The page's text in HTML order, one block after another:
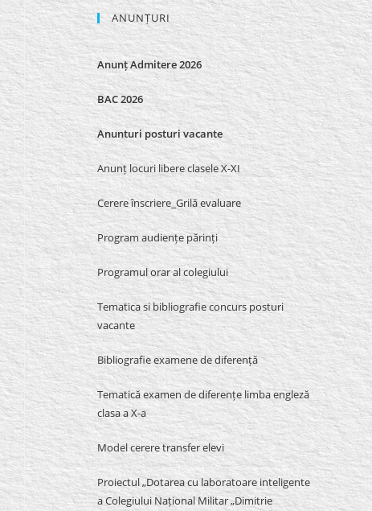
ANUNȚURI
Anunț Admitere 2026
BAC 2026
Anunturi posturi vacante
Anunț locuri libere clasele X-XI
Cerere înscriere_Grilă evaluare
Program audiențe părinți
Programul orar al colegiului
Tematica si bibliografie concurs posturi
vacante
Bibliografie examene de diferență
Tematică examen de diferențe limba engleză
clasa a X-a
Model cerere transfer elevi
Proiectul „Dotarea cu laboratoare inteligente
a Colegiului Național Militar „Dimitrie